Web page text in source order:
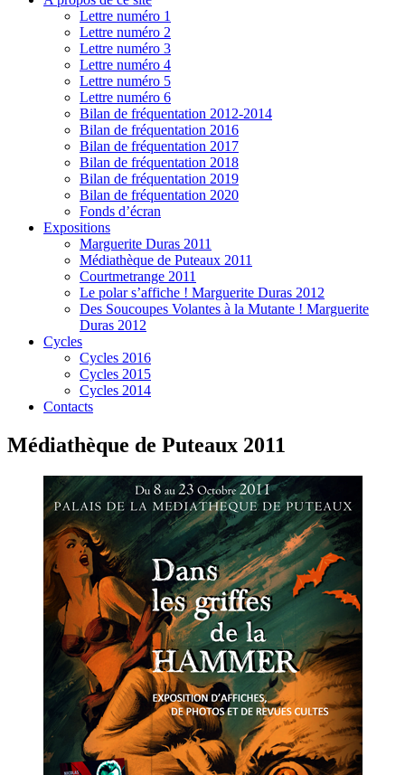
Lettre numéro 1
Lettre numéro 2
Lettre numéro 3
Lettre numéro 4
Lettre numéro 5
Lettre numéro 6
Bilan de fréquentation 2012-2014
Bilan de fréquentation 2016
Bilan de fréquentation 2017
Bilan de fréquentation 2018
Bilan de fréquentation 2019
Bilan de fréquentation 2020
Fonds d’écran
Expositions
Marguerite Duras 2011
Médiathèque de Puteaux 2011
Courtmetrange 2011
Le polar s’affiche ! Marguerite Duras 2012
Des Soucoupes Volantes à la Mutante ! Marguerite
Duras 2012
Cycles
Cycles 2016
Cycles 2015
Cycles 2014
Contacts
Médiathèque de Puteaux 2011